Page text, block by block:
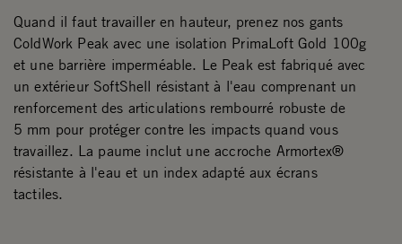
Quand il faut travailler en hauteur, prenez nos gants
ColdWork Peak avec une isolation PrimaLoft Gold 100g
et une barrière imperméable. Le Peak est fabriqué avec
un extérieur SoftShell résistant à l'eau comprenant un
renforcement des articulations rembourré robuste de
5 mm pour protéger contre les impacts quand vous
travaillez. La paume inclut une accroche Armortex®
résistante à l'eau et un index adapté aux écrans
tactiles.